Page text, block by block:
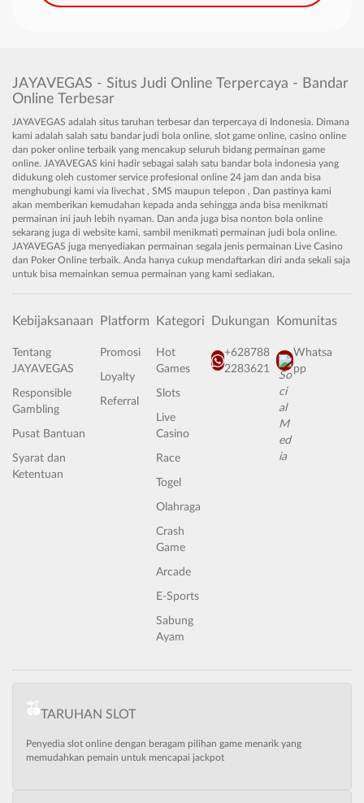
JAYAVEGAS - Situs Judi Online Terpercaya - Bandar
Online Terbesar
JAYAVEGAS adalah situs taruhan terbesar dan terpercaya di Indonesia. Dimana
kami adalah salah satu bandar judi bola online, slot game online, casino online
dan poker online terbaik yang mencakup seluruh bidang permainan game
online. JAYAVEGAS kini hadir sebagai salah satu bandar bola indonesia yang
didukung oleh customer service profesional online 24 jam dan anda bisa
menghubungi kami via livechat , SMS maupun telepon , Dan pastinya kami
akan memberikan kemudahan kepada anda sehingga anda bisa menikmati
permainan ini jauh lebih nyaman. Dan anda juga bisa nonton bola online
sekarang juga di website kami, sambil menikmati permainan judi bola online.
JAYAVEGAS juga menyediakan permainan segala jenis permainan Live Casino
dan Poker Online terbaik. Anda hanya cukup mendaftarkan diri anda sekali saja
untuk bisa memainkan semua permainan yang kami sediakan.
Kebijaksanaan
Tentang
JAYAVEGAS
Responsible
Gambling
Pusat Bantuan
Syarat dan
Ketentuan
Platform
Promosi
Loyalty
Referral
Kategori
Hot
Games
Slots
Live
Casino
Race
Togel
Olahraga
Crash
Game
Arcade
E-Sports
Sabung
Ayam
Dukungan
+628788
2283621
Komunitas
Whatsa
pp
TARUHAN SLOT
Penyedia slot online dengan beragam pilihan game menarik yang
memudahkan pemain untuk mencapai jackpot